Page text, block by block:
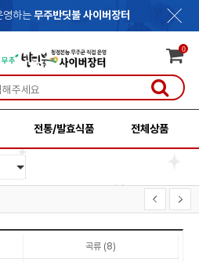
영하는무주반딧불 사이버장터
0
전통/발효식품 전체상품
곡류 (8)